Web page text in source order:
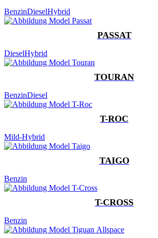
BenzinDieselHybrid
PASSAT
DieselHybrid
TOURAN
BenzinDiesel
T-ROC
Mild-Hybrid
TAIGO
Benzin
T-CROSS
Benzin